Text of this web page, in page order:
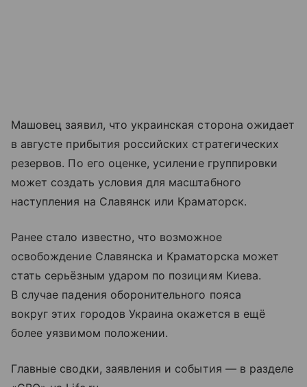
Машовец заявил, что украинская сторона ожидает
в августе прибытия российских стратегических
резервов. По его оценке, усиление группировки
может создать условия для масштабного
наступления на Славянск или Краматорск.
Ранее стало известно, что возможное
освобождение Славянска и Краматорска может
стать серьёзным ударом по позициям Киева.
В случае падения оборонительного пояса
вокруг этих городов Украина окажется в ещё
более уязвимом положении.
Главные сводки, заявления и события — в разделе